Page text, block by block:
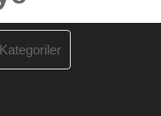
Kategoriler